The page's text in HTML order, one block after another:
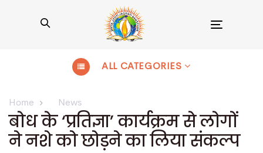
ALL CATEGORIES
Home News
बोध के ‘प्रतिज्ञा’ कार्यक्रम से लोगों
ने नशे को छोड़ने का लिया संकल्प